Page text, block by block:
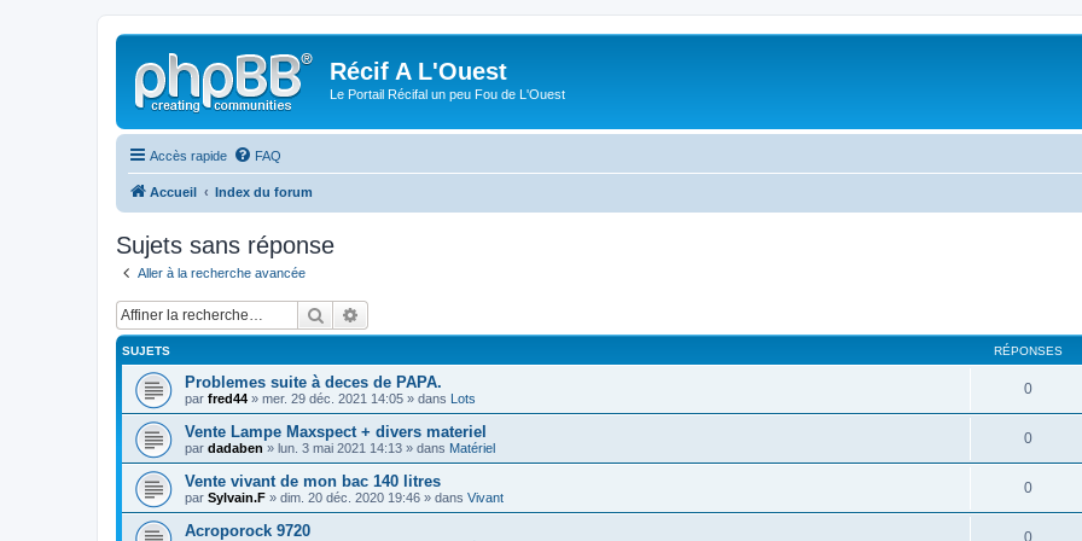
Récif A L'Ouest
Le Portail Récifal un peu Fou de L'Ouest
Accès rapide FAQ
Accueil Index du forum
Sujets sans réponse
Aller à la recherche avancée
Rechercher
SUJETS RÉPONSES
Problemes suite à deces de PAPA.
par fred44 » mer. 29 déc. 2021 14:05 » dans Lots
0
Vente Lampe Maxspect + divers materiel
par dadaben » lun. 3 mai 2021 14:13 » dans Matériel
0
Vente vivant de mon bac 140 litres
par Sylvain.F » dim. 20 déc. 2020 19:46 » dans Vivant
0
Acroporock 9720 0